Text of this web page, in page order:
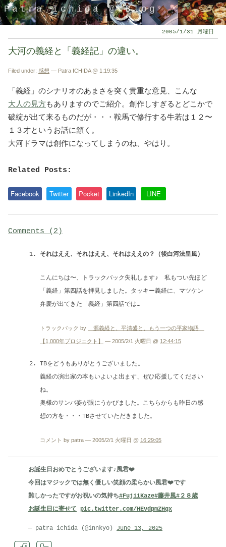
Patra Ichida @ Blog
引退したスタイリストの隠居ブログ
2005/1/31 月曜日
大河の義経と「義経記」の違い。
Filed under: 感想 — Patra ICHIDA @ 1:19:35
「義経」のシナリオのあまさを突く貴重な意見、こんな
大人の見方もありますのでご紹介。創作しすぎるとどこかで
破綻が出て来るものだが・・・鞍馬で修行する牛若は１２〜
１３才というお話に頷く。
大河ドラマは創作になってしまうのね、やはり。
Related Posts:
Facebook Twitter Pocket LinkedIn LINE
Comments (2)
それはええ、それはええ、それはええの？（後白河法皇風）
こんにちは〜、トラックバック失礼します♪ 私もつい先ほど
「義経」第四話を拝見しました。タッキー義経に、マツケン
弁慶が出てきた「義経」第四話では…
トラックバック by 源義経と、平清盛と、もう一つの平家物語
【1,000年プロジェクト】 — 2005/2/1 火曜日 @ 12:44:15
TBをどうもありがとうございました。
義経の演出家の本もいよいよ出ます、ぜひ応援してください
ね。
奥様のサンバ姿が眼にうかびました。こちらからも昨日の感
想の方を・・・TBさせていただきました。
コメント by patra — 2005/2/1 火曜日 @ 16:29:05
お誕生日おめでとうございます♪風君❤️
今回はマジックでは無く優しい笑顔の柔らかい風君❤️です
難しかったですがお祝いの気持ち#FujiiKaze#藤井風#２８歳
お誕生日に寄せて pic.twitter.com/HEvdpmZHqx
— patra ichida (@innkyo) June 13, 2025